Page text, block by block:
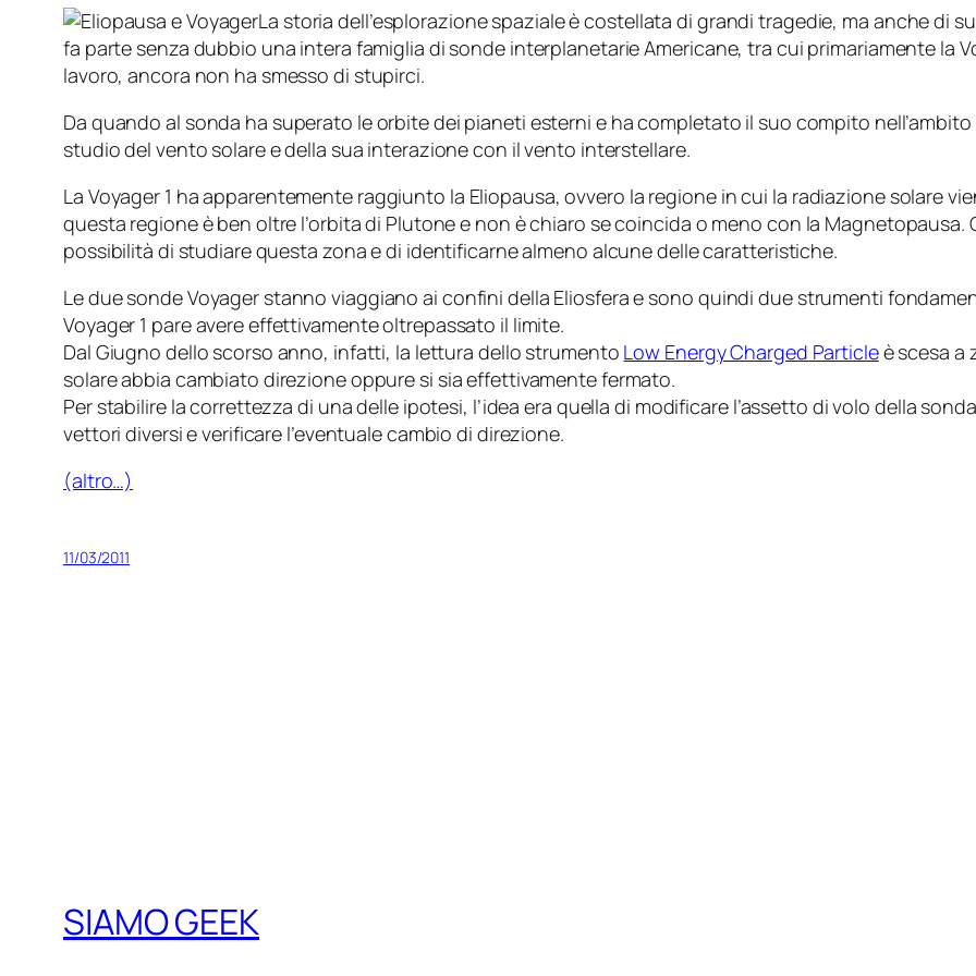
La storia dell’esplorazione spaziale è costellata di grandi tragedie, ma anche di
fa parte senza dubbio una intera famiglia di sonde interplanetarie Americane, tra cui primariamente la
lavoro, ancora non ha smesso di stupirci.
Da quando al sonda ha superato le orbite dei pianeti esterni e ha completato il suo compito
studio del vento solare e della sua interazione con il vento interstellare.
La Voyager 1 ha apparentemente raggiunto la Eliopausa, ovvero la regione in cui la radiazione solare
questa regione è ben oltre l’orbita di Plutone e non è chiaro se coincida o meno con la Magnetopausa.
possibilità di studiare questa zona e di identificarne almeno alcune delle caratteristiche.
Le due sonde Voyager stanno viaggiano ai confini della Eliosfera e sono quindi due strumenti
Voyager 1 pare avere effettivamente oltrepassato il limite.
Dal Giugno dello scorso anno, infatti, la lettura dello strumento Low Energy Charged Particleè scesa a
solare abbia cambiato direzione oppure si sia effettivamente fermato.
Per stabilire la correttezza di una delle ipotesi, l’idea era quella di modificare l’assetto di volo della
vettori diversi e verificare l’eventuale cambio di direzione.
(altro…)
11/03/2011
SIAMO GEEK